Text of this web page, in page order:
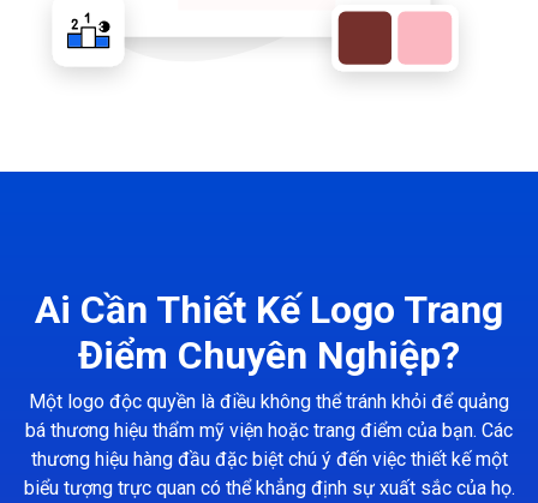
Ai Cần Thiết Kế Logo Trang
Điểm Chuyên Nghiệp?
Một logo độc quyền là điều không thể tránh khỏi để quảng
bá thương hiệu thẩm mỹ viện hoặc trang điểm của bạn. Các
thương hiệu hàng đầu đặc biệt chú ý đến việc thiết kế một
biểu tượng trực quan có thể khẳng định sự xuất sắc của họ.